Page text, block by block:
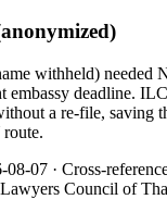
withheld) needed
embassy deadline.
a re-file, saving
08-07 · Cross-
Council of